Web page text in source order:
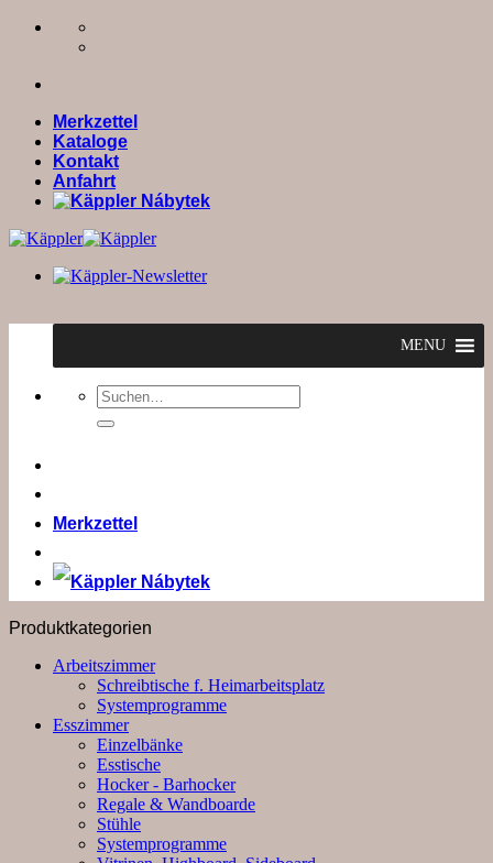
Zum
Merkzettel
Kataloge
Kontakt
Anfahrt
MENU
Suchen
nach:
Merkzettel
Produktkategorien
Arbeitszimmer
Schreibtische f. Heimarbeitsplatz
Systemprogramme
Esszimmer
Einzelbänke
Esstische
Hocker - Barhocker
Regale & Wandboarde
Stühle
Systemprogramme